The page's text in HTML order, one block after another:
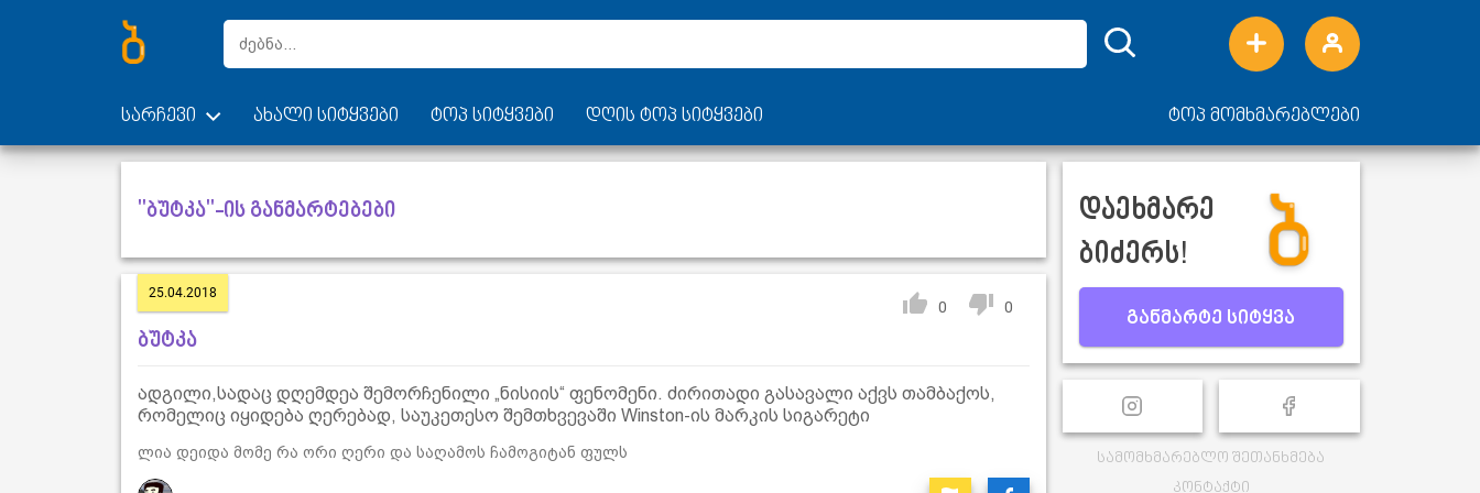
სარჩევი ახალი სიტყვები ტოპ სიტყვები დღის ტოპ სიტყვები ტოპ მომხმარებლები
"ბუტკა"-ის განმარტებები
25.04.2018
0 0
ბუტკა
ადგილი,სადაც დღემდეა შემორჩენილი „ნისიის“ ფენომენი. ძირითადი გასავალი აქვს თამბაქოს,
რომელიც იყიდება ღერებად, საუკეთესო შემთხვევაში Winston-ის მარკის სიგარეტი
ლია დეიდა მომე რა ორი ღერი და საღამოს ჩამოგიტან ფულს
დაეხმარე
ბიძერს!
განმარტე სიტყვა
სამომხმარებლო შეთანხმება
კონტაქტი